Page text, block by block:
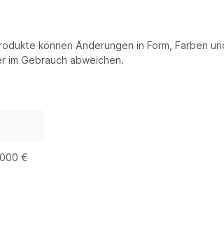
können Änderungen in Form, Farben
im Gebrauch abweichen.
€